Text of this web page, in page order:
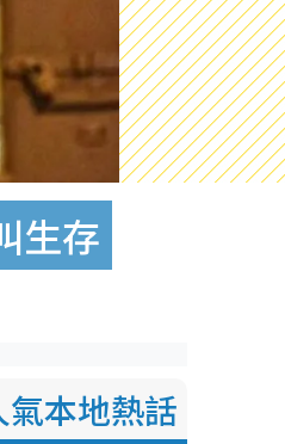
生存
本地熱話